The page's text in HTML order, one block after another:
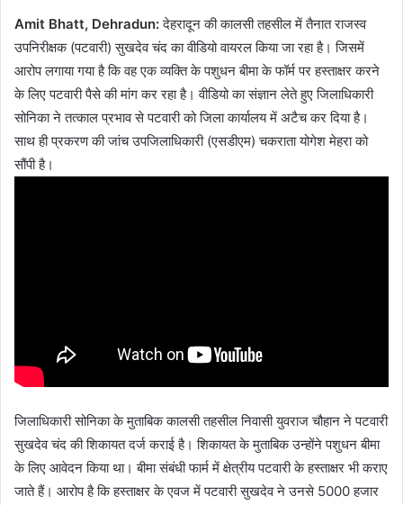
Amit Bhatt, Dehradun:देहरादून की कालसी तहसील में तैनात राजस्व
उपनिरीक्षक (पटवारी) सुखदेव चंद का वीडियो वायरल किया जा रहा है। जिसमें
आरोप लगाया गया है कि वह एक व्यक्ति के पशुधन बीमा के फॉर्म पर हस्ताक्षर करने
के लिए पटवारी पैसे की मांग कर रहा है। वीडियो का संज्ञान लेते हुए जिलाधिकारी
सोनिका ने तत्काल प्रभाव से पटवारी को जिला कार्यालय में अटैच कर दिया है।
साथ ही प्रकरण की जांच उपजिलाधिकारी (एसडीएम) चकराता योगेश मेहरा को
सौंपी है।
जिलाधिकारी सोनिका के मुताबिक कालसी तहसील निवासी युवराज चौहान ने पटवारी
सुखदेव चंद की शिकायत दर्ज कराई है। शिकायत के मुताबिक उन्होंने पशुधन बीमा
के लिए आवेदन किया था। बीमा संबंधी फार्म में क्षेत्रीय पटवारी के हस्ताक्षर भी कराए
जाते हैं। आरोप है कि हस्ताक्षर के एवज में पटवारी सुखदेव ने उनसे 5000 हजार